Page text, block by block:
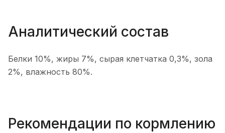
Аналитический состав
Белки 10%, жиры 7%, сырая клетчатка 0,3%, зола
2%, влажность 80%.
Рекомендации по кормлению